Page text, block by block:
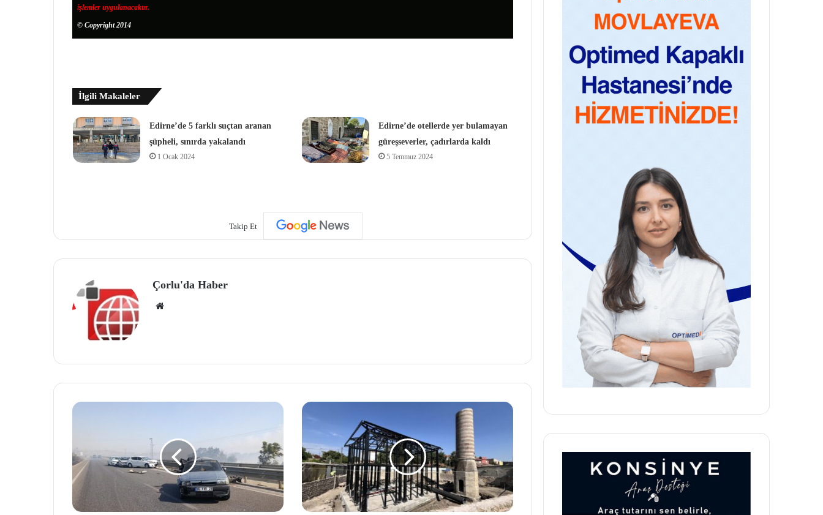
işlemler uygulanacaktır.
© Copyright 2014
İlgili Makaleler
Edirne’de 5 farklı suçtan aranan
şüpheli, sınırda yakalandı
1 Ocak 2024
Edirne’de otellerde yer bulamayan
güreşseverler, çadırlarda kaldı
5 Temmuz 2024
Takip Et
Çorlu'da Haber